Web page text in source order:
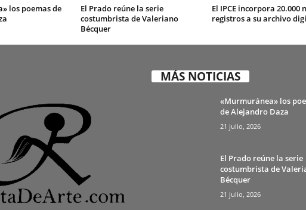
los poemas de
El Prado reúne la serie
costumbrista de Valeriano
Bécquer
El IPCE incorpora 20.000
registros a su archivo
MÁS NOTICIAS
«Murmuránea» los
de Alejandro Daza
21 julio, 2026
El Prado reúne la serie
costumbrista de
Bécquer
21 julio, 2026